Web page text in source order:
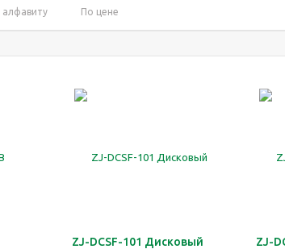
алфавиту По цене
ZJ-DCSF-101 Дисковый
ZJ-